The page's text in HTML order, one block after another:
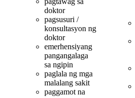
doktor
pagsusuri /
konsultasyon ng
doktor
emerhensiyang
pangangalaga
sa ngipin
paglala ng mga
malalang sakit
paggamot na